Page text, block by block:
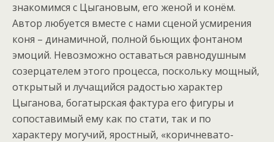
знакомимся с Цыгановым, его женой и конём.
Автор любуется вместе с нами сценой усмирения
коня – динамичной, полной бьющих фонтаном
эмоций. Невозможно оставаться равнодушным
созерцателем этого процесса, поскольку мощный,
открытый и лучащийся радостью характер
Цыганова, богатырская фактура его фигуры и
сопоставимый ему как по стати, так и по
характеру могучий, яростный, «коричневато-